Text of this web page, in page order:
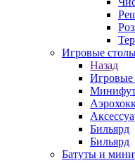
Игровые
Назад
Игровые
Бильяpд
Бильяpд
Батуты и